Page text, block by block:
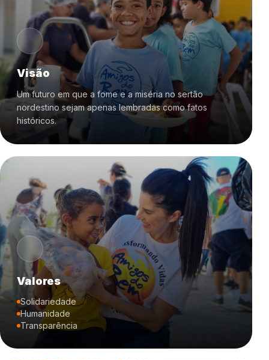
Muito prazer, nós somos os Amigos do
Bem!
Visão
Um futuro em que a fome e a miséria no sertão
nordestino sejam apenas lembradas como fatos
históricos.
Valores
Solidariedade
Humanidade
Transparência